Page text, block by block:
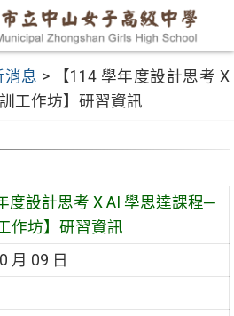
消息 >
【114 學年度設計思考 X
工作坊】研習資訊
度設計思考 X AI 學思達課程─
作坊】研習資訊
月 09 日